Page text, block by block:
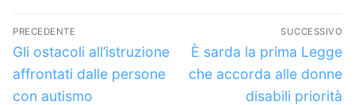
Navigazione
articoli
PRECEDENTE
Articolo
precedente:
Gli ostacoli all’istruzione
affrontati dalle persone
con autismo
SUCCESSIVO
Articolo
successivo:
È sarda la prima Legge
che accorda alle donne
disabili priorità